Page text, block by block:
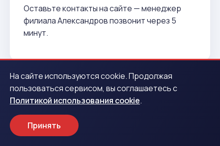
Оставьте контакты на сайте — менеджер
филиала Александров позвонит через 5
минут.
2
Подтверждение
На сайте используются cookie. Продолжая
пользоваться сервисом, вы соглашаетесь с
Политикой использования cookie.
Принять